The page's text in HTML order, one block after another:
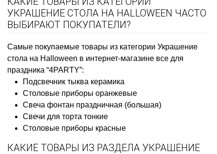
УКРАШЕНИЕ СТОЛА НА HALLOWEEN ЧАСТО
ВЫБИРАЮТ ПОКУПАТЕЛИ?
Самые покупаемые товары из категории Украшение
стола на Halloween в интернет-магазине все для
праздника “4PARTY”:
Подсвечник тыква керамика
Столовые приборы оранжевые
Свеча фонтан праздничная (большая)
Свечи для торта тонкие
Столовые приборы красные
КАКИЕ ТОВАРЫ ИЗ РАЗДЕЛА УКРАШЕНИЕ